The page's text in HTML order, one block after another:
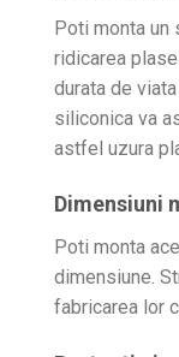
Poti monta
ridicarea
durata de
siliconica va
astfel uzura
Dimensiuni
Poti monta
dimensiune.
fabricarea lor